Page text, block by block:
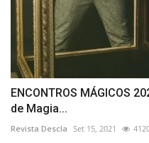
ENCONTROS MÁGICOS
de Magia...
Revista Descla Set 15, 2021